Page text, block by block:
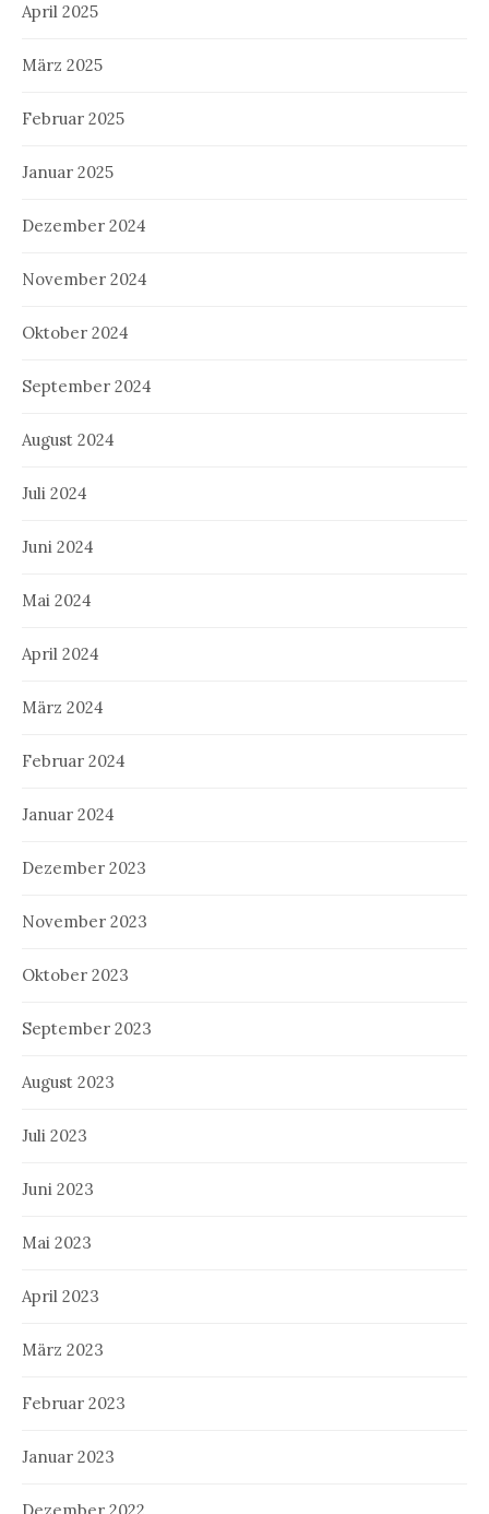
April 2025
März 2025
Februar 2025
Januar 2025
Dezember 2024
November 2024
Oktober 2024
September 2024
August 2024
Juli 2024
Juni 2024
Mai 2024
April 2024
März 2024
Februar 2024
Januar 2024
Dezember 2023
November 2023
Oktober 2023
September 2023
August 2023
Juli 2023
Juni 2023
Mai 2023
April 2023
März 2023
Februar 2023
Januar 2023